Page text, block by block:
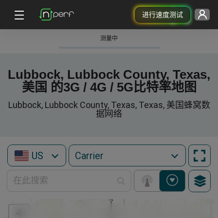
进行速度测试
测量中
Lubbock, Lubbock County, Texas,
美国 的3G / 4G / 5G比特率地图
Lubbock, Lubbock County, Texas, Texas, 美国蜂窝数
据网络
US